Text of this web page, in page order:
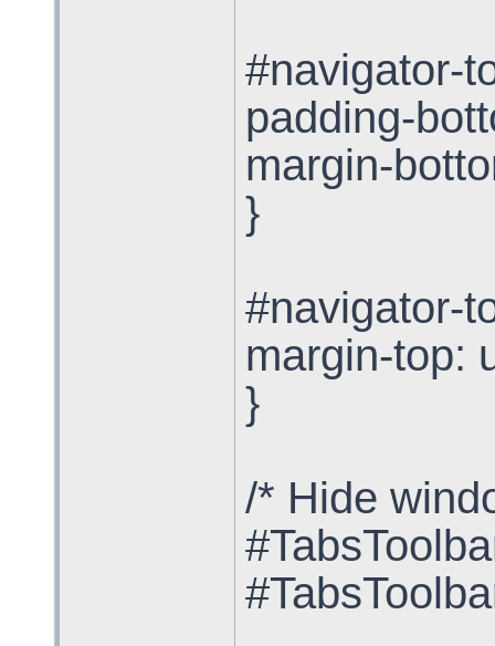
#navigator-
padding-
margin-
}
#navigator-
margin-top:
}
/* Hide